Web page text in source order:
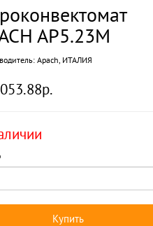
AP5.23M
Apach, ИТАЛИЯ
Купить